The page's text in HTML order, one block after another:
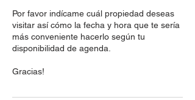
Por favor indícame cuál propiedad deseas
visitar así cómo la fecha y hora que te sería
más conveniente hacerlo según tu
disponibilidad de agenda.
Gracias!